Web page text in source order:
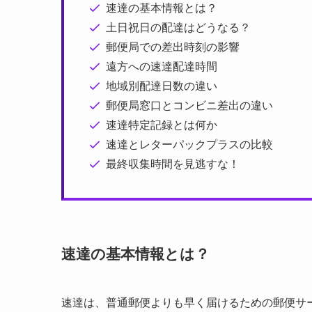
速達の基本情報とは？
土日祝日の配達はどうなる？
郵便局での差出時刻の影響
遠方への速達配達時間
地域別配達日数の違い
郵便局窓口とコンビニ差出の違い
速達特定記録とは何か
速達とレターパックプラスの比較
最終収集時間を見逃すな！
速達の基本情報とは？
速達は、普通郵便よりも早く届けるための郵便サ